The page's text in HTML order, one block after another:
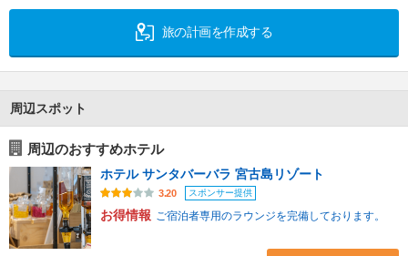
旅の計画を作成する
周辺スポット
周辺のおすすめホテル
ホテル サンタバーバラ 宮古島リゾート
3.20 スポンサー提供
お得情報 ご宿泊者専用のラウンジを完備しております。